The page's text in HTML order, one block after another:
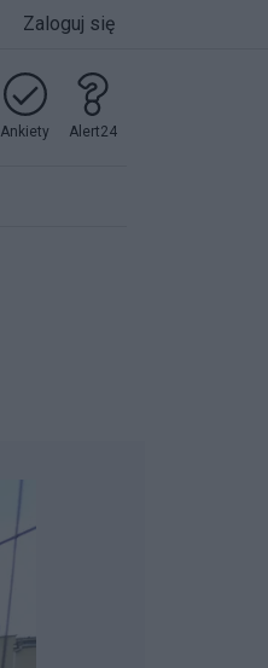
Zaloguj się
Ankiety Alert24